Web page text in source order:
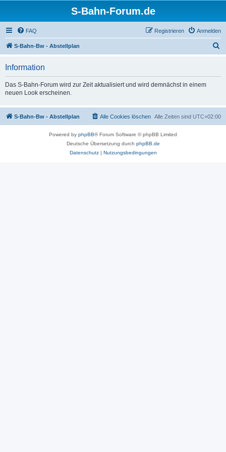
S-Bahn-Forum.de
FAQ Anmelden
Registrieren
S-Bahn-Bw - Abstellplan
Information
Das S-Bahn-Forum wird zur Zeit aktualisiert und wird demnächst in einem
neuen Look erscheinen.
S-Bahn-Bw - Abstellplan Alle Zeiten sind UTC+02:00
Alle Cookies löschen
Powered by phpBB® Forum Software © phpBB Limited
Deutsche Übersetzung durch phpBB.de
Datenschutz| Nutzungsbedingungen